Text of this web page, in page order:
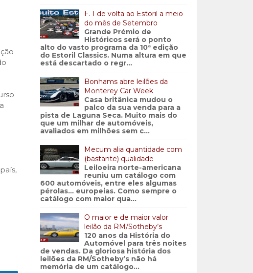
F. 1 de volta ao Estoril a meio
do mês de Setembro
Grande Prémio de
Históricos será o ponto
alto do vasto programa da 10ª edição
do Estoril Classics. Numa altura em que
está descartado o regr...
Bonhams abre leilões da
Monterey Car Week
Casa britânica mudou o
palco da sua venda para a
pista de Laguna Seca. Muito mais do
que um milhar de automóveis,
avaliados em milhões sem c...
Mecum alia quantidade com
(bastante) qualidade
Leiloeira norte-americana
reuniu um catálogo com
600 automóveis, entre eles algumas
pérolas… europeias. Como sempre o
catálogo com maior qua...
O maior e de maior valor
leilão da RM/Sotheby’s
120 anos da História do
Automóvel para três noites
de vendas. Da gloriosa história dos
leilões da RM/Sotheby’s não há
memória de um catálogo...